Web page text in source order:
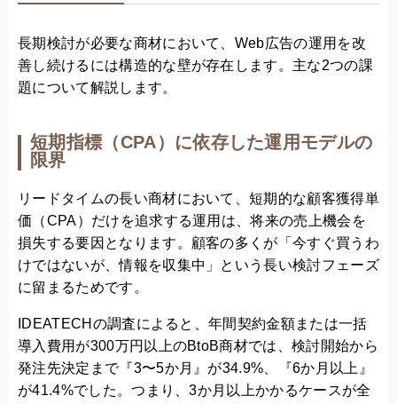
長期検討が必要な商材において、Web広告の運用を改
善し続けるには構造的な壁が存在します。主な2つの課
題について解説します。
短期指標（CPA）に依存した運用モデルの
限界
リードタイムの長い商材において、短期的な顧客獲得単
価（CPA）だけを追求する運用は、将来の売上機会を
損失する要因となります。顧客の多くが「今すぐ買うわ
けではないが、情報を収集中」という長い検討フェーズ
に留まるためです。
IDEATECHの調査によると、年間契約金額または一括
導入費用が300万円以上のBtoB商材では、検討開始から
発注先決定まで『3〜5か月』が34.9%、『6か月以上』
が41.4%でした。つまり、3か月以上かかるケースが全